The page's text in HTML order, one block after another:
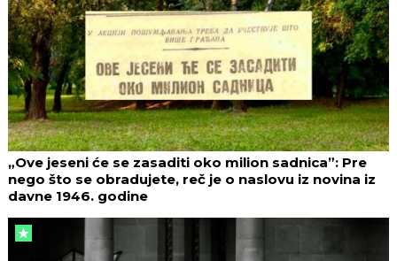
„Ove jeseni će se zasaditi oko milion sadnica”: Pre
nego što se obradujete, reč je o naslovu iz novina iz
davne 1946. godine